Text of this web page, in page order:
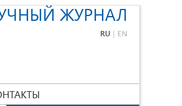
ЖУРНАЛ
RU | EN